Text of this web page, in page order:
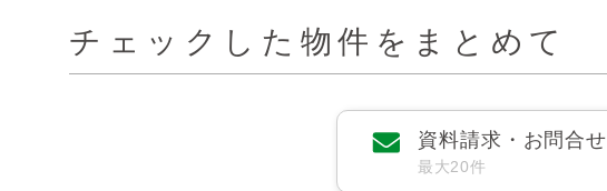
チェックした物件をまとめて
資料請求・お問合せ
最大20件